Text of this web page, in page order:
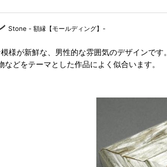
Stone - 額縁【モールディング】-
様が新鮮な、男性的な雰囲気のデザインです。
どをテーマとした作品によく似合います。